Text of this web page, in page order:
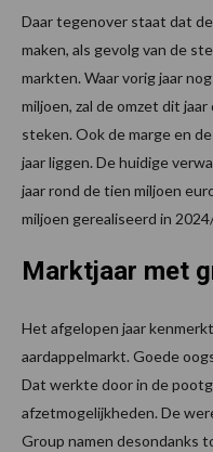
Daar tegenover staat dat
maken, als gevolg van de
markten. Waar vorig jaar
miljoen, zal de omzet dit
steken. Ook de marge en
jaar liggen. De huidige
jaar rond de tien miljoen
miljoen gerealiseerd in
Marktjaar met
Het afgelopen jaar
aardappelmarkt. Goede
Dat werkte door in de
afzetmogelijkheden. De
Group namen desondanks